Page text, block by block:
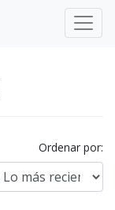
Ordenar por: